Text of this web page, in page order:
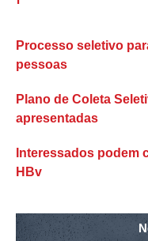
Processo seletivo
pessoas
Plano de Coleta
apresentadas
Interessados podem
HBv